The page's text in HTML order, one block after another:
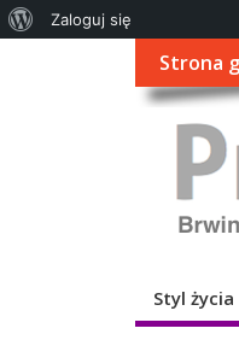
Strona
Styl życia
Zaloguj się